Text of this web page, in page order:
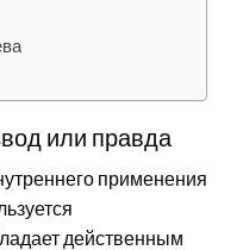
или правда
применения
действенным